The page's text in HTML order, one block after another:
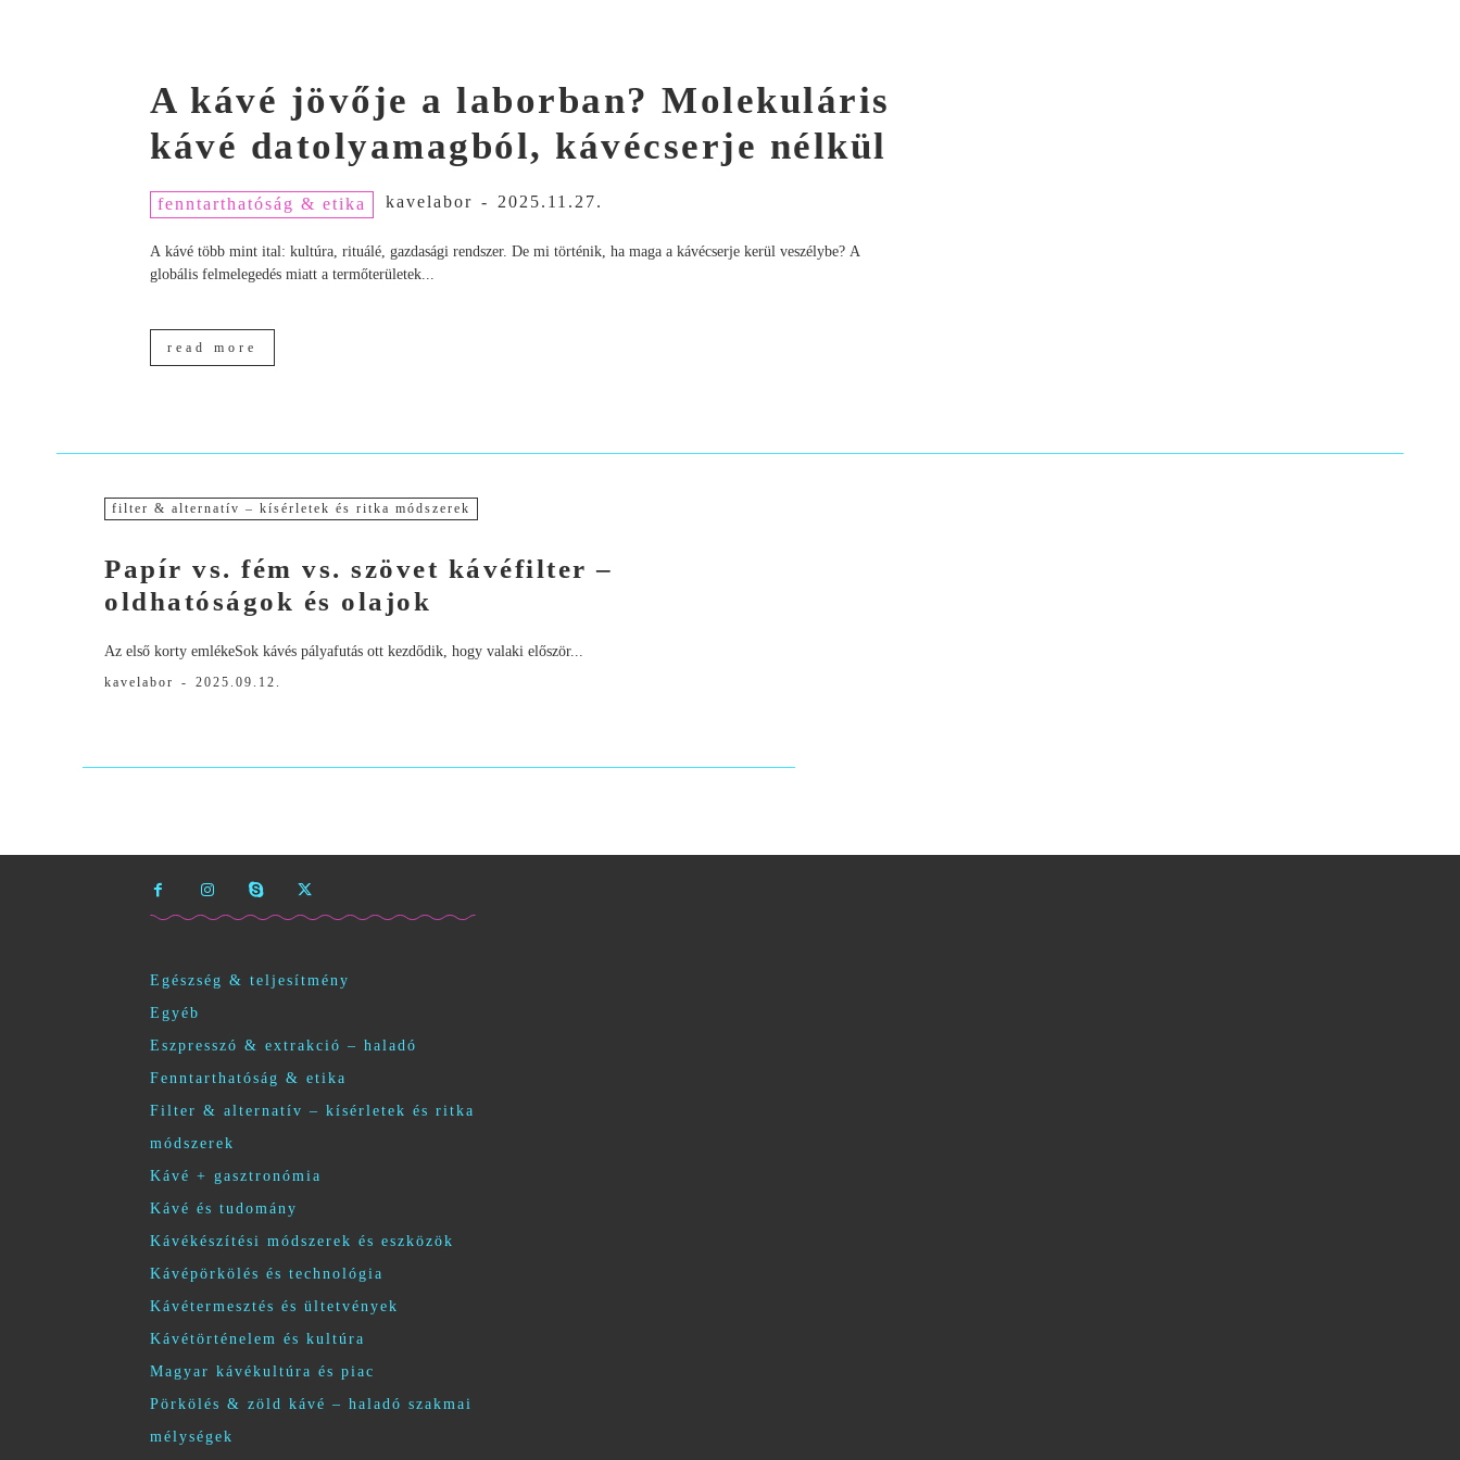
A kávé jövője a laborban? Molekuláris
kávé datolyamagból, kávécserje nélkül
fenntarthatóság & etika kavelabor - 2025.11.27.
A kávé több mint ital: kultúra, rituálé, gazdasági rendszer. De mi történik, ha maga a kávécserje kerül veszélybe? A
globális felmelegedés miatt a termőterületek...
read more
filter & alternatív – kísérletek és ritka módszerek
Papír vs. fém vs. szövet kávéfilter –
oldhatóságok és olajok
Az első korty emlékeSok kávés pályafutás ott kezdődik, hogy valaki először...
kavelabor - 2025.09.12.
Egészség & teljesítmény
Egyéb
Eszpresszó & extrakció – haladó
Fenntarthatóság & etika
Filter & alternatív – kísérletek és ritka
módszerek
Kávé + gasztronómia
Kávé és tudomány
Kávékészítési módszerek és eszközök
Kávépörkölés és technológia
Kávétermesztés és ültetvények
Kávétörténelem és kultúra
Magyar kávékultúra és piac
Pörkölés & zöld kávé – haladó szakmai
mélységek